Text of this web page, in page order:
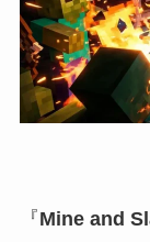
『Mine and